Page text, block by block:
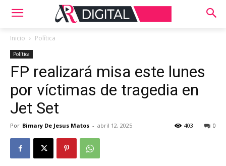
Inicio Política
Política
FP realizará misa este lunes
por víctimas de tragedia en
Jet Set
Por Bimary De Jesus Matos - abril 12, 2025 0
403